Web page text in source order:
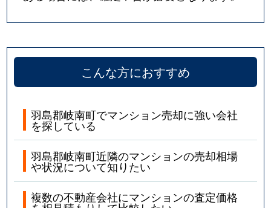
こんな方におすすめ
羽島郡岐南町でマンション売却に強い会社
を探している
羽島郡岐南町近隣のマンションの売却相場
や状況について知りたい
複数の不動産会社にマンションの査定価格